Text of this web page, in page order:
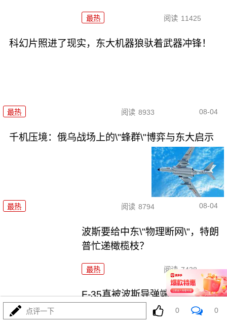
最热 阅读 11425
科幻片照进了现实，东大机器狼驮着武器冲锋！
最热 阅读 8933 08-04
千机压境：俄乌战场上的\"蜂群\"博弈与东大启示
最热 阅读 8794 08-04
波斯要给中东\"物理断网\"，特朗
普忙递橄榄枝？
最热 阅读 7438
F-35真被波斯导弹端了！美军这
点评一下 0 0